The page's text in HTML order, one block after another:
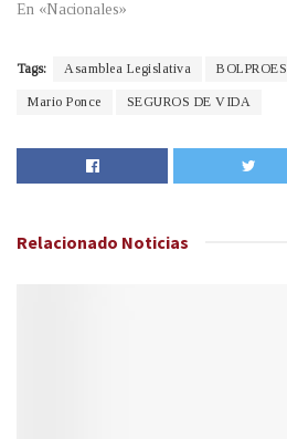
En «Nacionales»
Tags: Asamblea Legislativa BOLPROES
Mario Ponce SEGUROS DE VIDA
Relacionado Noticias